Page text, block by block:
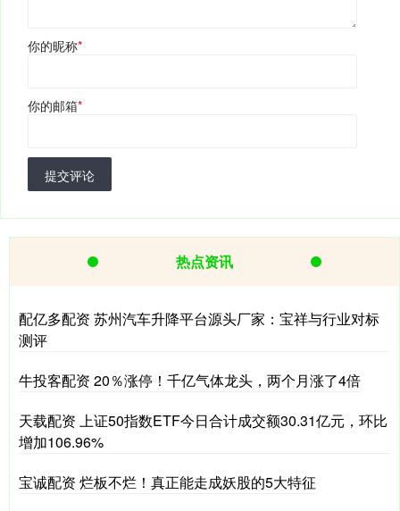
你的昵称*
你的邮箱*
提交评论
热点资讯
配亿多配资 苏州汽车升降平台源头厂家：宝祥与行业对标
测评
牛投客配资 20％涨停！千亿气体龙头，两个月涨了4倍
天载配资 上证50指数ETF今日合计成交额30.31亿元，环比
增加106.96%
宝诚配资 烂板不烂！真正能走成妖股的5大特征